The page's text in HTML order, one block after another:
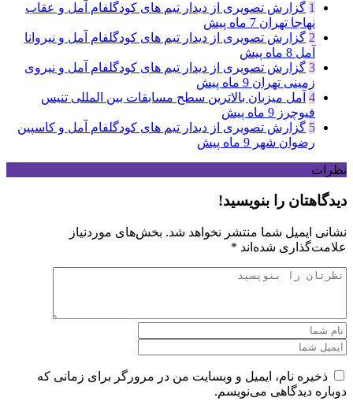
1 گزارش تصویری از دیدار تیم های کودگلفام آمل و عقاب
نهاجا تهران 7 ماه پیش
2 گزارش تصویری از دیدار تیم های کودگلفام آمل و نیروانا
آمل 8 ماه پیش
3 گزارش تصویری از دیدار تیم های کودگلفام آمل و نیروی
زمینی تهران 9 ماه پیش
4 آمل میزبان بالاترین سطح مسابقات بین المللی تنیس
فیوچرز 9 ماه پیش
5 گزارش تصویری از دیدار تیم های کودگلفام آمل و کاسپین
رضوان شهر 9 ماه پیش
نظرات
دیدگاهتان را بنویسید!
نشانی ایمیل شما منتشر نخواهد شد. بخش‌های موردنیاز
علامت‌گذاری شده‌اند *
ذخیره نام، ایمیل و وبسایت من در مرورگر برای زمانی که
دوباره دیدگاهی می‌نویسم.